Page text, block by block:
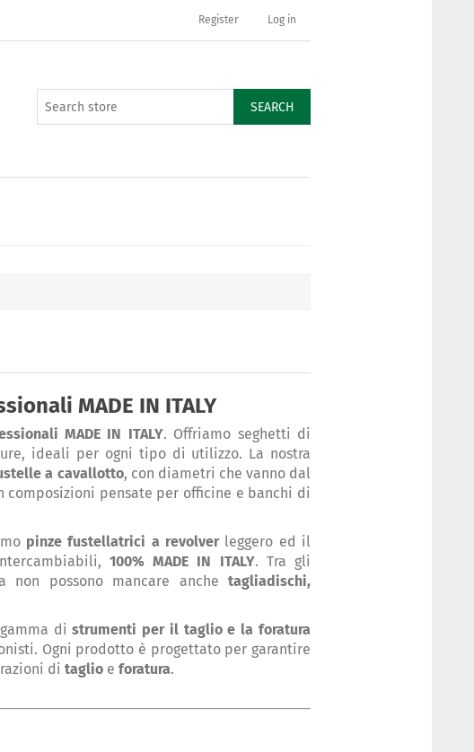
Register Log in
SEARCH
MADE IN ITALY
MADE IN ITALY. Offriamo seghetti di
ideali per ogni tipo di utilizzo. La nostra
a cavallotto, con diametri che vanno dal
pensate per officine e banchi di
pinze fustellatrici a revolverleggero ed il
100% MADE IN ITALY. Tra gli
non possono mancare anche tagliadischi,
distrumenti per il taglio e la foratura
Ogni prodotto è progettato per garantire
di taglioe foratura.